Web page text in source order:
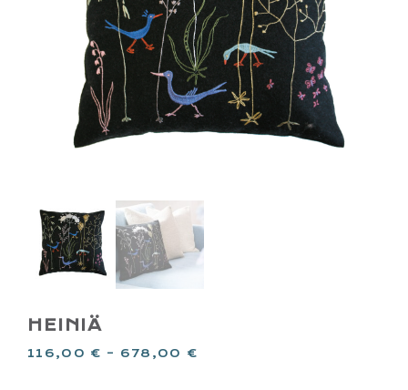
HEINIÄ
116,00 € – 678,00 €